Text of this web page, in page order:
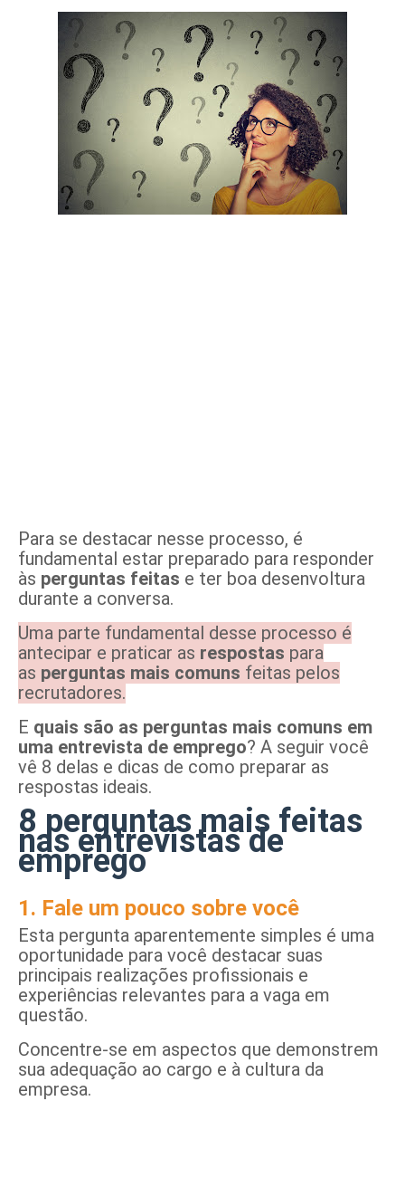
Para se destacar nesse processo, é
fundamental estar preparado para responder
às perguntas feitas e ter boa desenvoltura
durante a conversa.
Uma parte fundamental desse processo é
antecipar e praticar as respostas para
as perguntas mais comuns feitas pelos
recrutadores.
E quais são as perguntas mais comuns em
uma entrevista de emprego? A seguir você
vê 8 delas e dicas de como preparar as
respostas ideais.
8 perguntas mais feitas
nas entrevistas de
emprego
1. Fale um pouco sobre você
Esta pergunta aparentemente simples é uma
oportunidade para você destacar suas
principais realizações profissionais e
experiências relevantes para a vaga em
questão.
Concentre-se em aspectos que demonstrem
sua adequação ao cargo e à cultura da
empresa.